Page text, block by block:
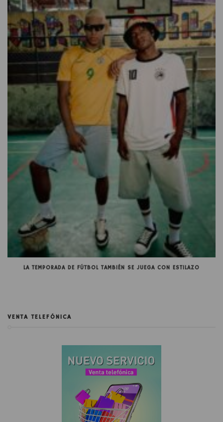
LA TEMPORADA DE FÚTBOL TAMBIÉN SE JUEGA CON ESTILAZO
VENTA TELEFÓNICA